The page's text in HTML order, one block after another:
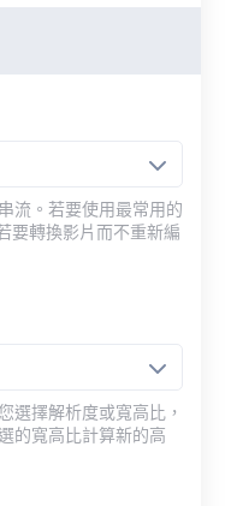
流。若要使用最常用的
要轉換影片而不重新編
選擇解析度或寬高比，
的寬高比計算新的高